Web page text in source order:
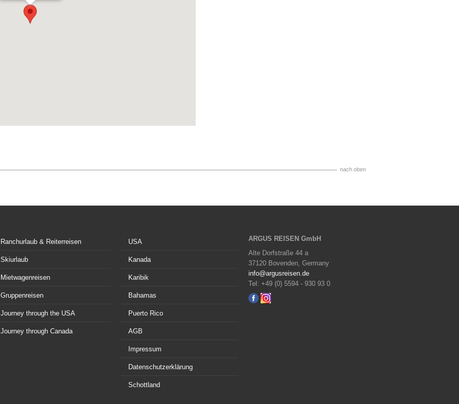
nach oben
Ranchurlaub & Reiterreisen
Skiurlaub
Mietwagenreisen
Gruppenreisen
Journey through the USA
Journey through Canada
USA
Kanada
Karibik
Bahamas
Puerto Rico
AGB
Impressum
Datenschutzerklärung
Schottland
ARGUS REISEN GmbH
Alte Dorfstraße 44 a
37120 Bovenden, Germany
info@argusreisen.de
Tel: +49 (0) 5594 - 930 93 0